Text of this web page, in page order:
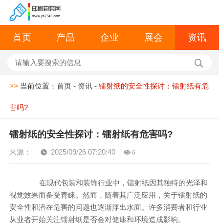
首页 产品 企业 展会 资讯
>> 当前位置：首页 - 资讯 -镭射纸的安全性探讨：镭射纸有危
害吗?
镭射纸的安全性探讨：镭射纸有危害吗?
来源： 2025/09/26 07:20:40 6
在现代包装和装饰行业中，镭射纸因其独特的光泽和
视觉效果而备受青睐。然而，随着其广泛应用，关于镭射纸的
安全性和潜在危害的问题也逐渐浮出水面。许多消费者和行业
从业者开始关注镭射纸是否会对健康和环境造成影响。